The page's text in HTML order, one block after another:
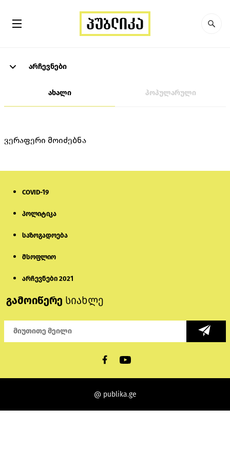
არჩევნები
ახალი პოპულარული
ვერაფერი მოიძებნა
COVID-19
პოლიტიკა
საზოგადოება
მსოფლიო
არჩევნები 2021
გამოიწერე სიახლე
@ publika.ge